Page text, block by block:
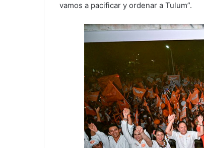
vamos a pacificar y ordenar a Tulum”.